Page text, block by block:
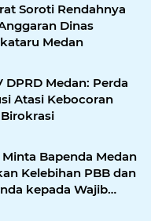
Soroti Rendahnya
Dinas
Medan
DPRD Medan: Perda
Atasi Kebocoran
Bapenda Medan
Kelebihan PBB dan
kepada Wajib